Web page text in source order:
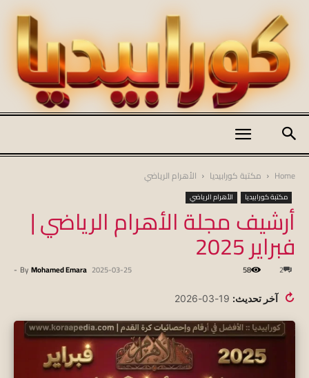
koraapedia
Home مكتبة كورابيديا الأهرام الرياضي
مكتبة كورابيديا الأهرام الرياضي
أرشيف مجلة الأهرام الرياضي |
فبراير 2025
By Mohamed Emara
- 2025-03-25 2
58
↻ آخر تحديث: 19-03-2026